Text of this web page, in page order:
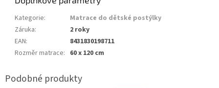
Kategorie:
Matrace do dětské postýlky
Záruka:
2 roky
EAN:
8431830198711
Rozměr matrace: 60 x 120 cm